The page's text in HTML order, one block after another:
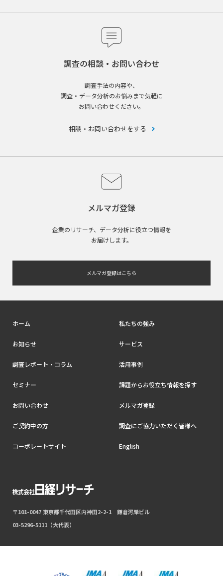
調査の相談・お問い合わせ
調査手法の内容や、
調査・データ分析のお悩みまで気軽に
お問い合わせください。
相談・お問い合わせをする
メルマガ登録
企業のリサーチ、データ分析に役立つ情報を
お届けします。
メルマガ登録はこちら
ホーム 私たちの強み
お知らせ サービス
調査レポート・コラム 活用事例
セミナー 課題からお役立ち情報を探す
お問い合わせ メルマガ登録
ご契約中の方 調査にご協力いただく皆様へ
コーポレートサイト English
〒101-0047 東京都千代田区内神田2-2-1 鎌倉河岸ビル
03-5296-5111（大代表）